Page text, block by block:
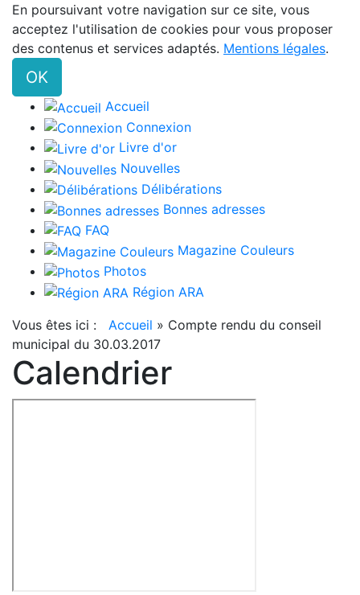
En poursuivant votre navigation sur ce site, vous
acceptez l'utilisation de cookies pour vous proposer
des contenus et services adaptés. Mentions légales.
OK
Accueil
Connexion
Livre d'or
Nouvelles
Délibérations
Bonnes adresses
FAQ
Magazine Couleurs
Photos
Région ARA
Vous êtes ici : Accueil » Compte rendu du conseil
municipal du 30.03.2017
Calendrier